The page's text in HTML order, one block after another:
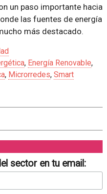
un paso importante hacia
las fuentes de energía
más destacado.
, Energía Renovable,
, Microrredes, Smart
sector en tu email: